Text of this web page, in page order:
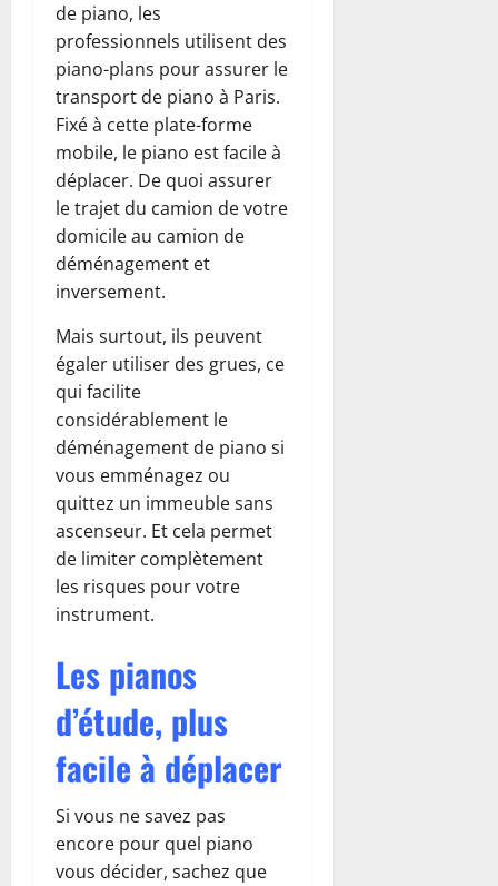
de piano, les
professionnels utilisent des
piano-plans pour assurer le
transport de piano à Paris.
Fixé à cette plate-forme
mobile, le piano est facile à
déplacer. De quoi assurer
le trajet du camion de votre
domicile au camion de
déménagement et
inversement.
Mais surtout, ils peuvent
égaler utiliser des grues, ce
qui facilite
considérablement le
déménagement de piano si
vous emménagez ou
quittez un immeuble sans
ascenseur. Et cela permet
de limiter complètement
les risques pour votre
instrument.
Les pianos
d’étude, plus
facile à déplacer
Si vous ne savez pas
encore pour quel piano
vous décider, sachez que